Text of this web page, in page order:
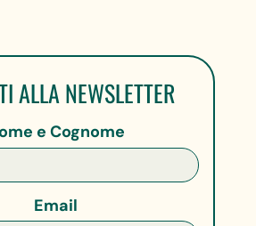
ALLA NEWSLETTER
e Cognome
Email